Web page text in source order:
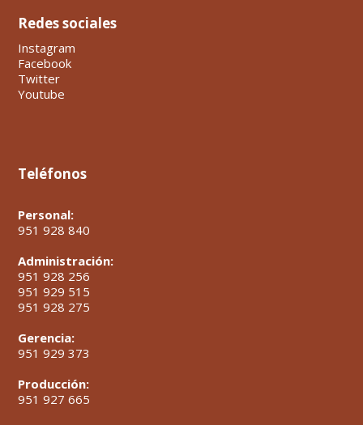
Redes sociales
Instagram
Facebook
Twitter
Youtube
Teléfonos
Personal:
951 928 840
Administración:
951 928 256
951 929 515
951 928 275
Gerencia:
951 929 373
Producción:
951 927 665